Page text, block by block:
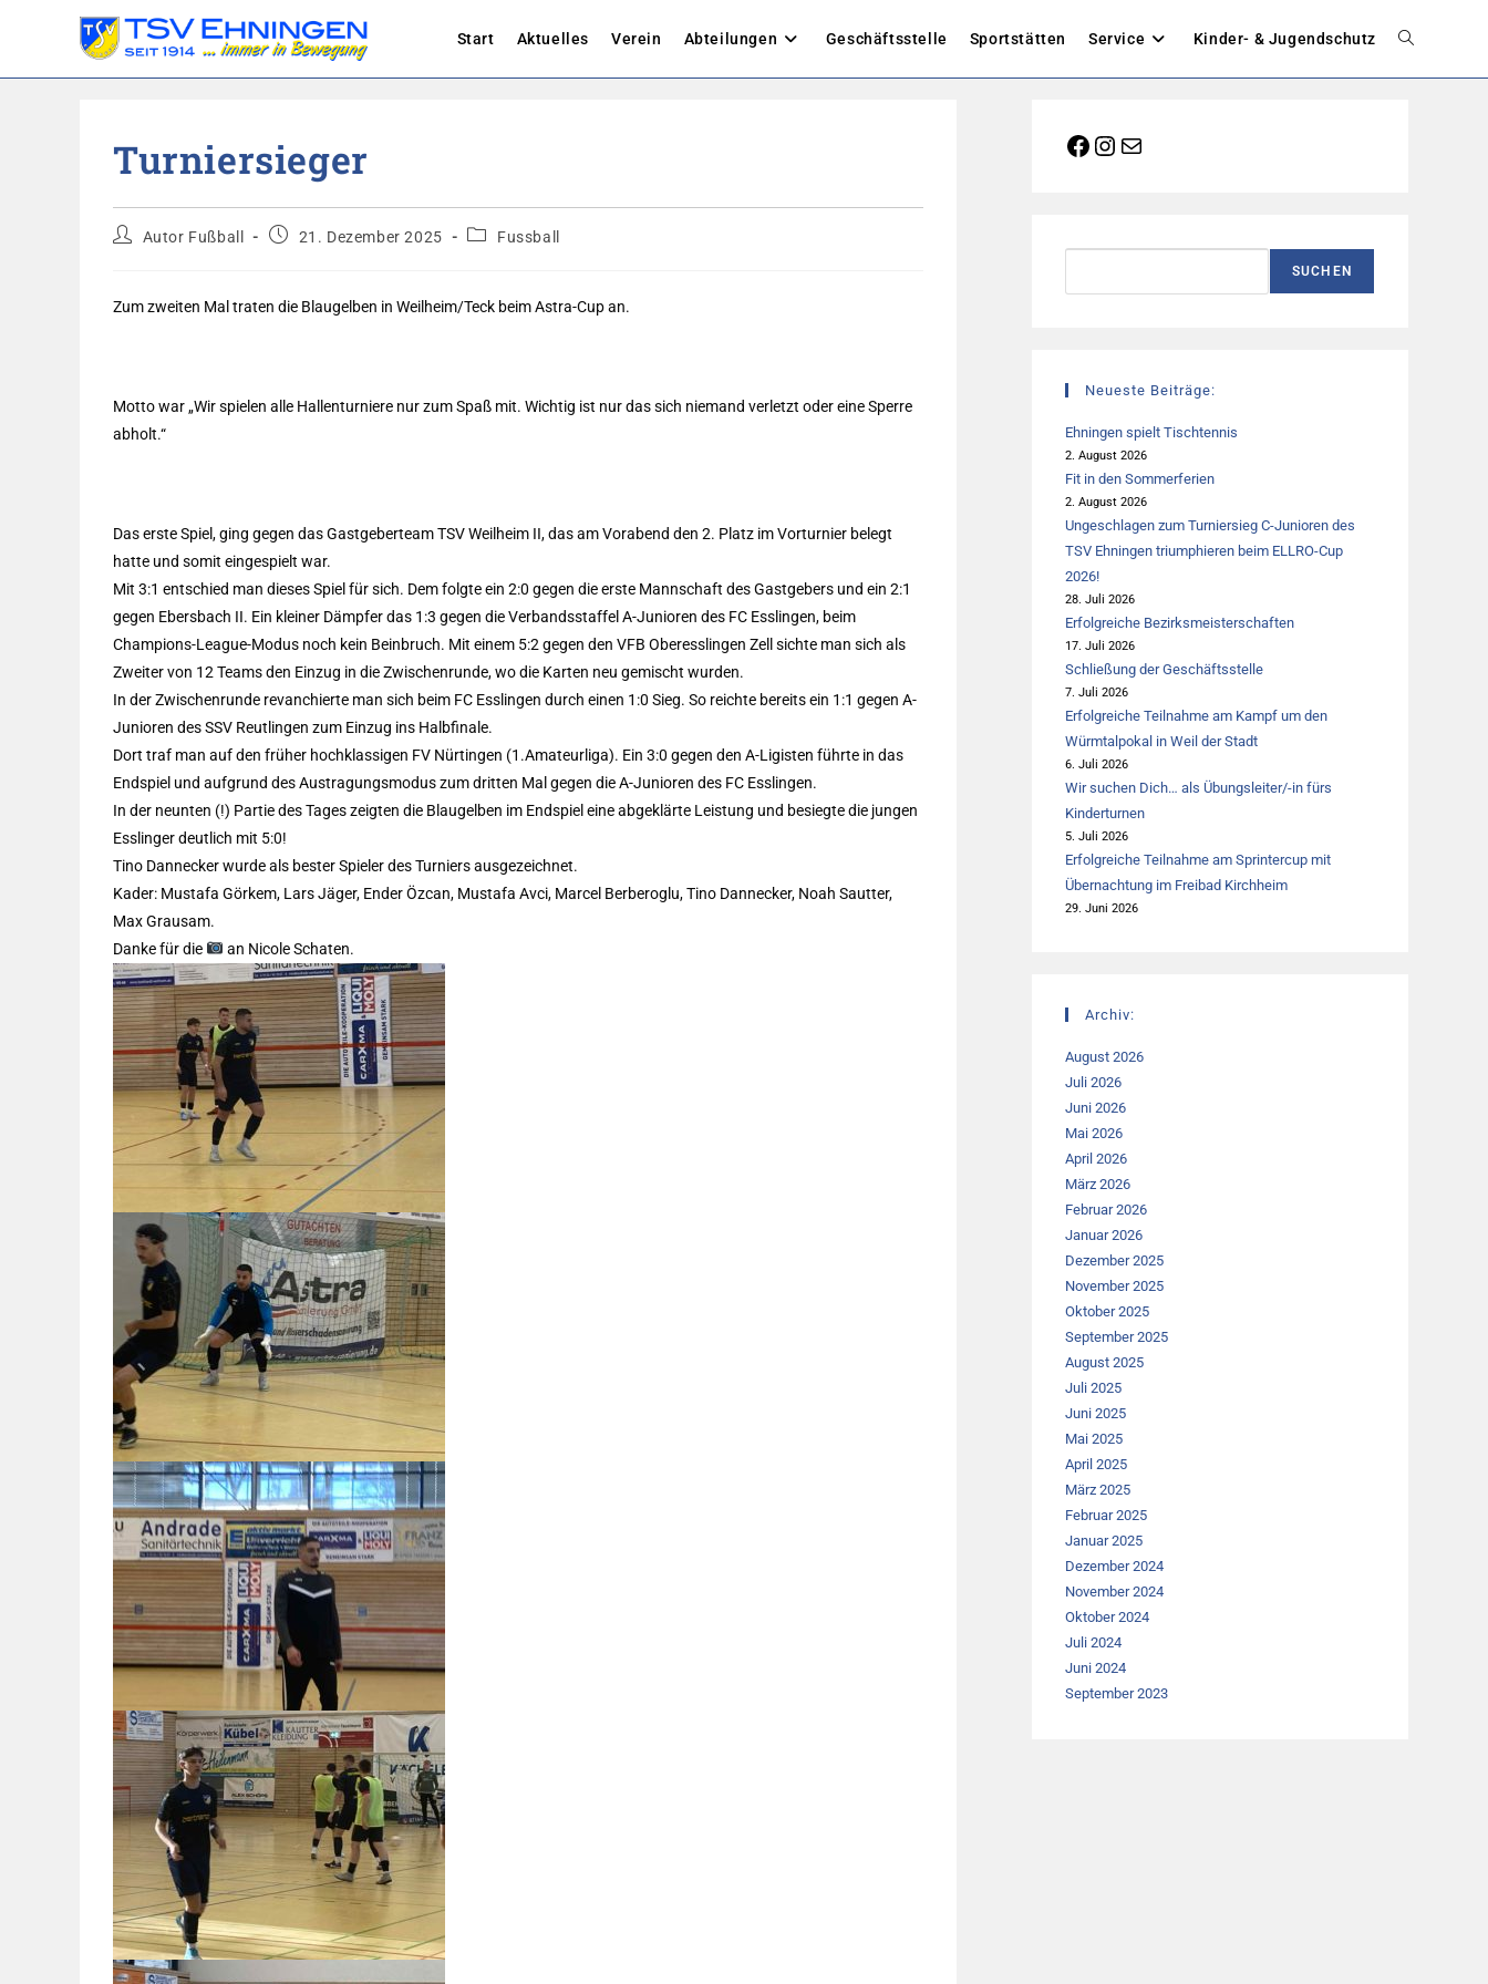
Start Aktuelles Verein Abteilungen Geschäftsstelle Sportstätten Service Kinder- & Jugendschutz Website-
Turniersieger
Beitrags-
Autor Fußball
Beitrag21. Dezember 2025
Beitrags-
Fussball
Zum zweiten Mal traten die Blaugelben in Weilheim/Teck beim Astra-Cup an.
Motto war „Wir spielen alle Hallenturniere nur zum Spaß mit. Wichtig ist nur das sich niemand verletzt oder eine Sperre
abholt.“
Das erste Spiel, ging gegen das Gastgeberteam TSV Weilheim II, das am Vorabend den 2. Platz im Vorturnier belegt
hatte und somit eingespielt war.
Mit 3:1 entschied man dieses Spiel für sich. Dem folgte ein 2:0 gegen die erste Mannschaft des Gastgebers und ein 2:1
gegen Ebersbach II. Ein kleiner Dämpfer das 1:3 gegen die Verbandsstaffel A-Junioren des FC Esslingen, beim
Champions-League-Modus noch kein Beinbruch. Mit einem 5:2 gegen den VFB Oberesslingen Zell sichte man sich als
Zweiter von 12 Teams den Einzug in die Zwischenrunde, wo die Karten neu gemischt wurden.
In der Zwischenrunde revanchierte man sich beim FC Esslingen durch einen 1:0 Sieg. So reichte bereits ein 1:1 gegen A-
Junioren des SSV Reutlingen zum Einzug ins Halbfinale.
Dort traf man auf den früher hochklassigen FV Nürtingen (1.Amateurliga). Ein 3:0 gegen den A-Ligisten führte in das
Endspiel und aufgrund des Austragungsmodus zum dritten Mal gegen die A-Junioren des FC Esslingen.
In der neunten (!) Partie des Tages zeigten die Blaugelben im Endspiel eine abgeklärte Leistung und besiegte die jungen
Esslinger deutlich mit 5:0!
Tino Dannecker wurde als bester Spieler des Turniers ausgezeichnet.
Kader: Mustafa Görkem, Lars Jäger, Ender Özcan, Mustafa Avci, Marcel Berberoglu, Tino Dannecker, Noah Sautter,
Max Grausam.
Danke für die
an Nicole Schaten.
Facebook
Instagram
E-Mail
SUCHEN
Neueste Beiträge:
Ehningen spielt Tischtennis
2. August 2026
Fit in den Sommerferien
2. August 2026
Ungeschlagen zum Turniersieg C-Junioren des
TSV Ehningen triumphieren beim ELLRO-Cup
2026!
28. Juli 2026
Erfolgreiche Bezirksmeisterschaften
17. Juli 2026
Schließung der Geschäftsstelle
7. Juli 2026
Erfolgreiche Teilnahme am Kampf um den
Würmtalpokal in Weil der Stadt
6. Juli 2026
Wir suchen Dich… als Übungsleiter/-in fürs
Kinderturnen
5. Juli 2026
Erfolgreiche Teilnahme am Sprintercup mit
Übernachtung im Freibad Kirchheim
29. Juni 2026
Archiv:
August 2026
Juli 2026
Juni 2026
Mai 2026
April 2026
März 2026
Februar 2026
Januar 2026
Dezember 2025
November 2025
Oktober 2025
September 2025
August 2025
Juli 2025
Juni 2025
Mai 2025
April 2025
März 2025
Februar 2025
Januar 2025
Dezember 2024
November 2024
Oktober 2024
Juli 2024
Juni 2024
September 2023